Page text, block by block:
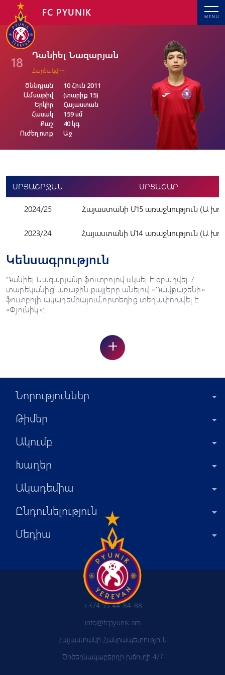
MENU
FC PYUNIK
18 Դանիել Նազարյան
Հարձակվող
Ծննդյան
Ամսաթիվ
Երկիր
Հասակ
Քաշ
Ուժեղ ոտք
10 Հուն 2011
(տարիք 15)
Հայաստան
159 սմ
40 կգ
Աջ
ՄՐՑԱՇՐՋԱՆ ՄՐՑԱՇԱՐ
2024/25 Հայաստանի Մ15 առաջնություն (Ա
2023/24 Հայաստանի Մ14 առաջնություն (Ա
Կենսագրություն
Դանիել Նազարյանը ֆուտբոլով սկսել է զբաղվել 7
տարեկանից՝ առաջին քայլերը անելով «Դավթաշենի»
ֆուտբոլի ակադեմիայում,որտեղից տեղափոխվել է
«Փյունիկ»:
+
Նորություններ
Թիմեր
Ակումբ
Խաղեր
Ակադեմիա
Ընդունելություն
Մեդիա
+374 55 44-84-88
info@fcpyunik.am
Հայաստանի Հանրապետություն
Ծիծեռնակաբերդի խճուղի 4/7